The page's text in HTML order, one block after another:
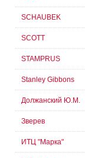
SCHAUBEK
SCOTT
STAMPRUS
Stanley Gibbons
Должанский Ю.М.
Зверев
ИТЦ "Марка"